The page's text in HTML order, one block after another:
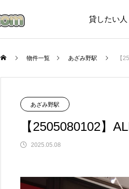
貸したい人
Warning物件一覧 あざみ野駅 【
あざみ野駅
【2505080102】
2025.05.08